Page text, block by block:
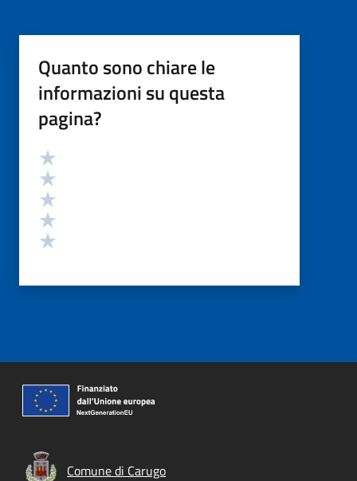
Quanto sono chiare le
informazioni su questa
pagina?
Valutazione
Comune di Carugo